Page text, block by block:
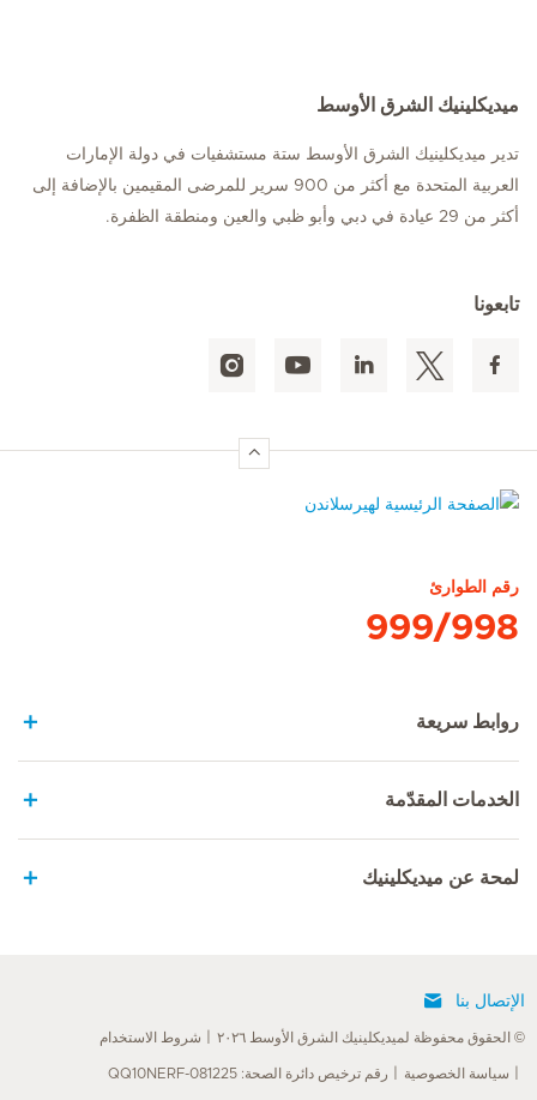
ميديكلينيك الشرق الأوسط
تدير ميديكلينيك الشرق الأوسط ستة مستشفيات في دولة الإمارات
العربية المتحدة مع أكثر من 900 سرير للمرضى المقيمين بالإضافة إلى
أكثر من 29 عيادة في دبي وأبو ظبي والعين ومنطقة الظفرة.
تابعونا
رقم الطوارئ
999/998
روابط سريعة
الخدمات المقدّمة
لمحة عن ميديكلينيك
الإتصال بنا
© الحقوق محفوظة لميديكلينيك الشرق الأوسط ٢٠٢٦ شروط الاستخدام
سياسة الخصوصية رقم ترخيص دائرة الصحة: QQ10NERF-081225